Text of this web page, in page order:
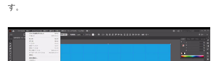
す。